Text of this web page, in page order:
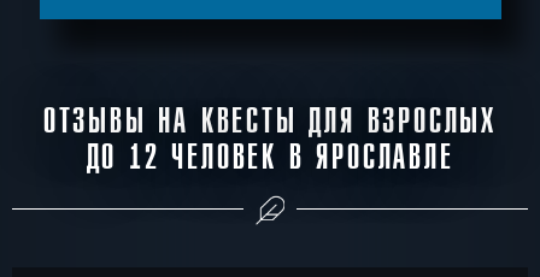
ОТЗЫВЫ НА КВЕСТЫ ДЛЯ ВЗРОСЛЫХ
ДО 12 ЧЕЛОВЕК В ЯРОСЛАВЛЕ